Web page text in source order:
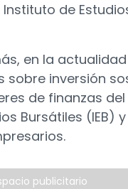
de
en la
sobre inversión
de finanzas
Bursátiles (IEB) y
publicitario